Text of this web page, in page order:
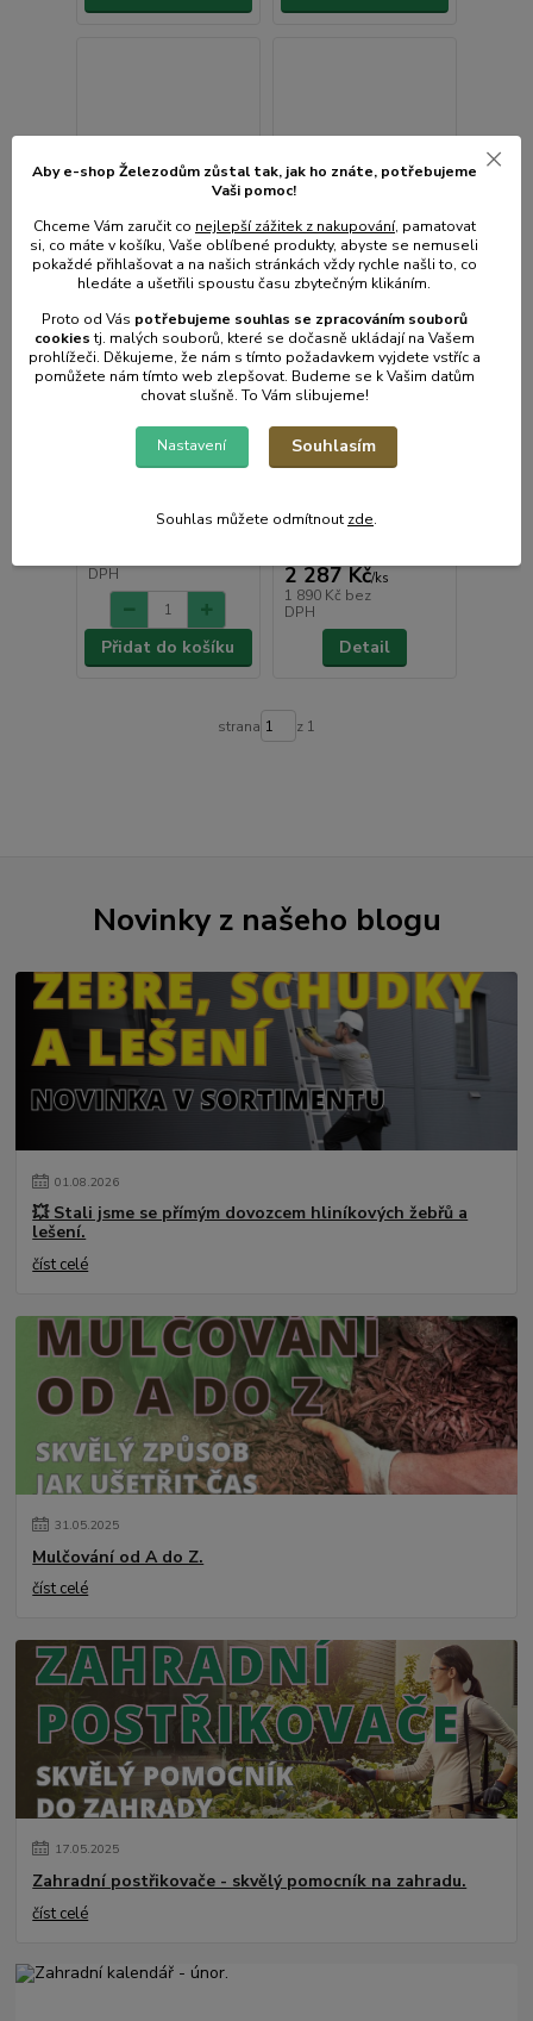
fólií, sáčků B-4868 na
DPH
Přidat do košíku
fólií, sáčků B-4867 na
potraviny
2 287 Kč/ks
1 890 Kč bez
DPH
Detail
strana z 1
Novinky z našeho blogu
01.08.2026
💥 Stali jsme se přímým dovozcem hliníkových žebřů a
lešení.
číst celé
31.05.2025
Mulčování od A do Z.
číst celé
17.05.2025
Zahradní postřikovače - skvělý pomocník na zahradu.
číst celé
Aby e-shop Železodům zůstal tak, jak ho znáte, potřebujeme
Vaši pomoc!
Chceme Vám zaručit co nejlepší zážitek z nakupování, pamatovat
si, co máte v košíku, Vaše oblíbené produkty, abyste se nemuseli
pokaždé přihlašovat a na našich stránkách vždy rychle našli to, co
hledáte a ušetřili spoustu času zbytečným klikáním.
Proto od Vás potřebujeme souhlas se zpracováním souborů
cookiestj. malých souborů, které se dočasně ukládají na Vašem
prohlížeči. Děkujeme, že nám s tímto požadavkem vyjdete vstříc a
pomůžete nám tímto web zlepšovat. Budeme se k Vašim datům
chovat slušně. To Vám slibujeme!
Nastavení Souhlasím
Souhlas můžete odmítnout zde.